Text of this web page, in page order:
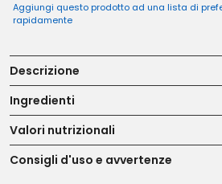
Aggiungi questo prodotto ad una lista di
rapidamente
Descrizione
Ingredienti
Valori nutrizionali
Consigli d'uso e avvertenze